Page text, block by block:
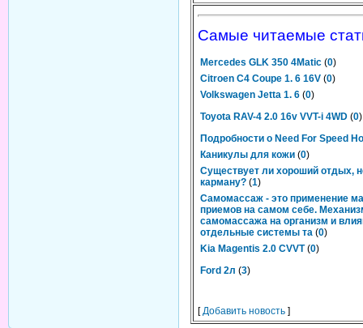
Самые читаемые
Mercedes GLK 350 4Matic (0)
Citroen C4 Coupe 1. 6 16V (0)
Volkswagen Jetta 1. 6 (0)
Toyota RAV-4 2.0 16v VVT-i 4WD (0)
Подробности о Need For Speed
Каникулы для кожи (0)
Существует ли хороший отдых,
карману? (1)
Самомассаж - это применение
приемов на самом себе.
самомассажа на организм и
отдельные системы та (0)
Kia Magentis 2.0 CVVT (0)
Ford 2л (3)
[Добавить новость ]